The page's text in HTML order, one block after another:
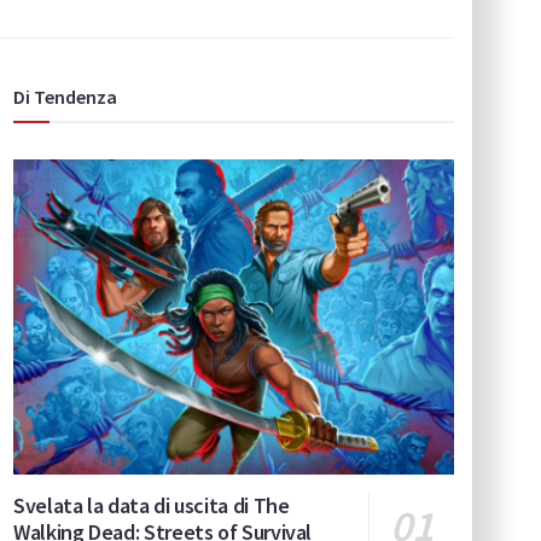
Di Tendenza
Svelata la data di uscita di The
Walking Dead: Streets of Survival